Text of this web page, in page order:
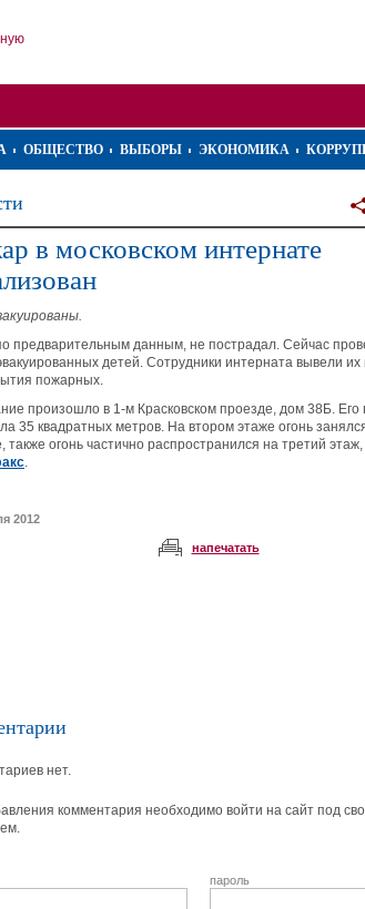
ОБЩЕСТВО ВЫБОРЫ ЭКОНОМИКА
в московском интернате
предварительным данным, не пострадал. Сейчас
детей. Сотрудники интерната вывели их
пожарных.
произошло в 1-м Красковском проезде, дом 38Б.
35 квадратных метров. На втором этаже огонь
также огонь частично распространился на третий
.
2012
напечатать
нет.
комментария необходимо войти на сайт под
пароль